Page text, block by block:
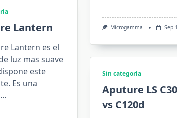
Microgamma Sep
Lantern
Lantern es el
luz mas suave
este
Es una
...
Sin categoría
Aputure LS
vs C120d